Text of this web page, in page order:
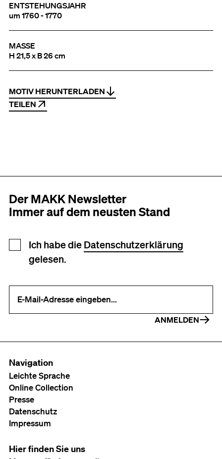
ENTSTEHUNGSJAHR
um 1760 - 1770
MASSE
H 21,5 x B 26 cm
MOTIV HERUNTERLADEN
TEILEN
Der MAKK Newsletter
Immer auf dem neusten Stand
Newsletter Anmeldung
Ich habe die Datenschutzerklärung
gelesen.
ANMELDEN
Navigation
Leichte Sprache
Online Collection
Presse
Datenschutz
Impressum
Hier finden Sie uns